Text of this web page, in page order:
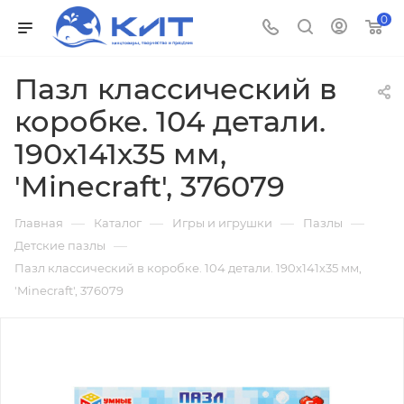
0
Пазл классический в
коробке. 104 детали.
190х141х35 мм,
'Minecraft', 376079
Главная — Каталог — Игры и игрушки — Пазлы —
Детские пазлы —
Пазл классический в коробке. 104 детали. 190х141х35 мм,
'Minecraft', 376079